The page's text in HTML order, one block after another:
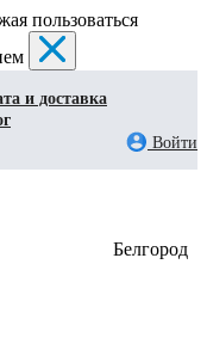
пользоваться
и доставка
Войти
Белгород